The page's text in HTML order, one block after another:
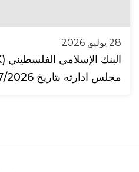
28 يوليو, 2026
مجلس ادارته بتاريخ 26/07/2026.